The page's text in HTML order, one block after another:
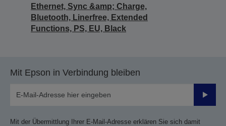
Ethernet, Sync &amp; Charge,
Bluetooth, Linerfree, Extended
Functions, PS, EU, Black
Mit Epson in Verbindung bleiben
Mit der Übermittlung Ihrer E-Mail-Adresse erklären Sie sich damit